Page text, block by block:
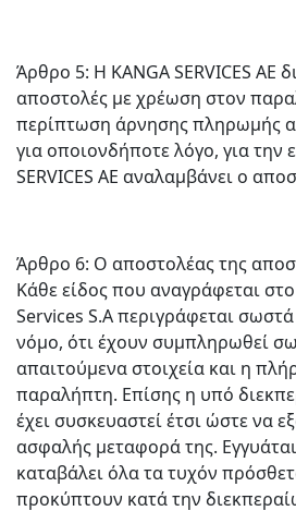
Άρθρο 5: Η KANGA SERVICES AE
αποστολές με χρέωση στον
περίπτωση άρνησης πληρωμής
για οποιονδήποτε λόγο, για την
SERVICES AE αναλαμβάνει ο
Άρθρο 6: Ο αποστολέας της
Κάθε είδος που αναγράφεται
Services S.A περιγράφεται
νόμο, ότι έχουν συμπληρωθεί
απαιτούμενα στοιχεία και η
παραλήπτη. Επίσης η υπό
έχει συσκευαστεί έτσι ώστε να
ασφαλής μεταφορά της.
καταβάλει όλα τα τυχόν
προκύπτουν κατά την